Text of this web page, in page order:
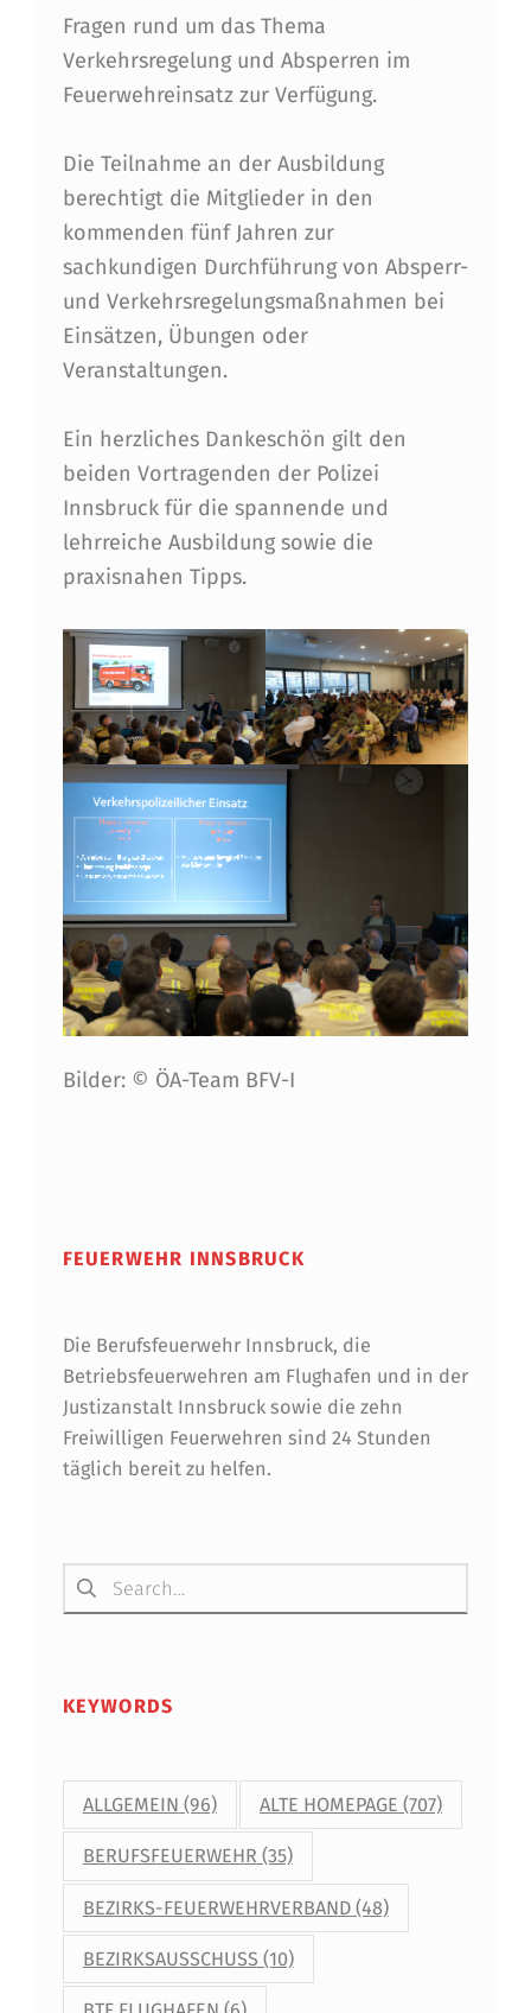
M
F
E
U
E
R
W
E
H
E
I
N
S
A
Z
Fragen rund um das Thema
Verkehrsregelung und Absperren im
Feuerwehreinsatz zur Verfügung.
Die Teilnahme an der Ausbildung
berechtigt die Mitglieder in den
kommenden fünf Jahren zur
sachkundigen Durchführung von Absperr-
und Verkehrsregelungsmaßnahmen bei
Einsätzen, Übungen oder
Veranstaltungen.
Ein herzliches Dankeschön gilt den
beiden Vortragenden der Polizei
Innsbruck für die spannende und
lehrreiche Ausbildung sowie die
praxisnahen Tipps.
Bilder: © ÖA-Team BFV-I
FEUERWEHR INNSBRUCK
Die Berufsfeuerwehr Innsbruck, die
Betriebsfeuerwehren am Flughafen und in der
Justizanstalt Innsbruck sowie die zehn
Freiwilligen Feuerwehren sind 24 Stunden
täglich bereit zu helfen.
Suchen nach:
KEYWORDS
ALLGEMEIN (96) ALTE HOMEPAGE (707)
BERUFSFEUERWEHR (35)
BEZIRKS-FEUERWEHRVERBAND(48)
BEZIRKSAUSSCHUSS (10)